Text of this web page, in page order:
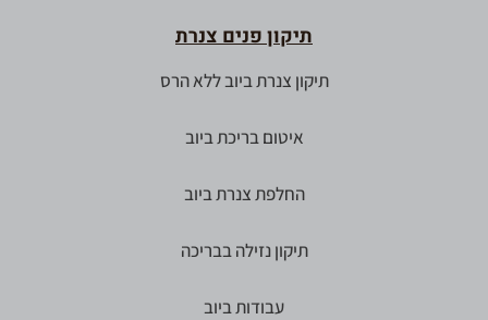
תיקון פנים צנרת
תיקון צנרת ביוב ללא הרס
איטום בריכת ביוב
החלפת צנרת ביוב
תיקון נזילה בבריכה
עבודות ביוב